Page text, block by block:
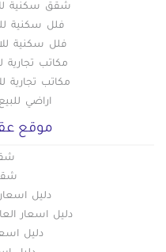
شقق سكنية
فلل سكنية
فلل سكنية
مكاتب تجارية
مكاتب تجارية
اراضي
موقع
دليل اسعار
دليل اسعار
دليل